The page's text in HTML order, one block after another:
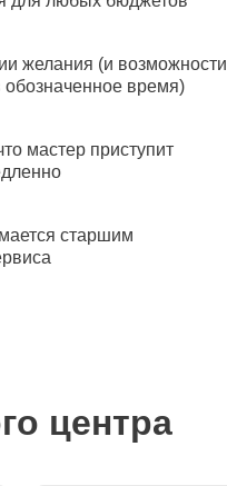
желания (и возможности
обозначенное время)
мастер приступит
старшим
центра